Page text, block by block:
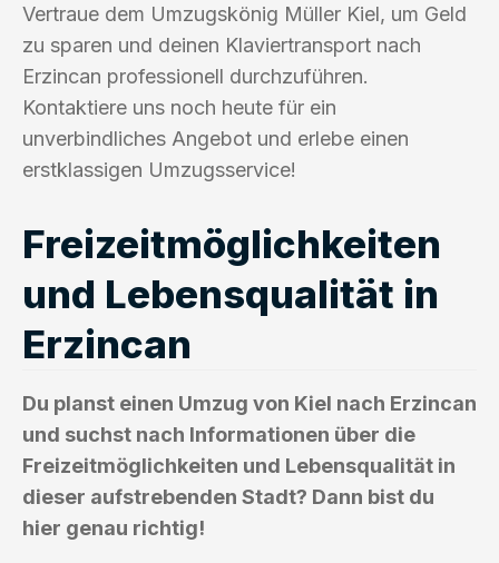
Vertraue dem Umzugskönig Müller Kiel, um Geld
zu sparen und deinen Klaviertransport nach
Erzincan professionell durchzuführen.
Kontaktiere uns noch heute für ein
unverbindliches Angebot und erlebe einen
erstklassigen Umzugsservice!
Freizeitmöglichkeiten
und Lebensqualität in
Erzincan
Du planst einen Umzug von Kiel nach Erzincan
und suchst nach Informationen über die
Freizeitmöglichkeiten und Lebensqualität in
dieser aufstrebenden Stadt? Dann bist du
hier genau richtig!